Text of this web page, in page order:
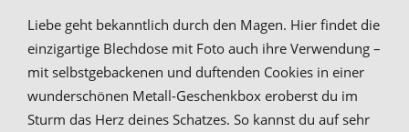
Liebe geht bekanntlich durch den Magen. Hier findet die
einzigartige Blechdose mit Foto auch ihre Verwendung –
mit selbstgebackenen und duftenden Cookies in einer
wunderschönen Metall-Geschenkbox eroberst du im
Sturm das Herz deines Schatzes. So kannst du auf sehr